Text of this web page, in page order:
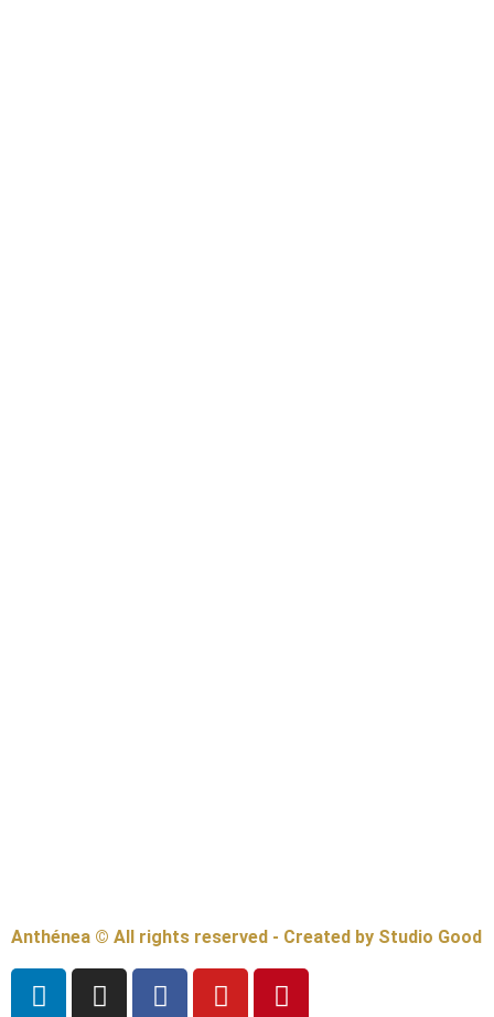
Anthénea © All rights reserved - Created by Studio Good